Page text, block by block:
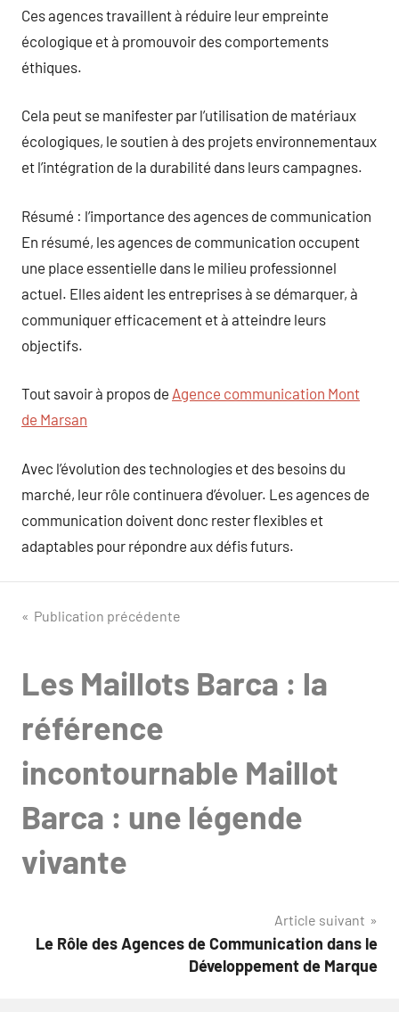
Ces agences travaillent à réduire leur empreinte
écologique et à promouvoir des comportements
éthiques.
Cela peut se manifester par l’utilisation de matériaux
écologiques, le soutien à des projets environnementaux
et l’intégration de la durabilité dans leurs campagnes.
Résumé : l’importance des agences de communication
En résumé, les agences de communication occupent
une place essentielle dans le milieu professionnel
actuel. Elles aident les entreprises à se démarquer, à
communiquer efficacement et à atteindre leurs
objectifs.
Tout savoir à propos de Agence communication Mont
de Marsan
Avec l’évolution des technologies et des besoins du
marché, leur rôle continuera d’évoluer. Les agences de
communication doivent donc rester flexibles et
adaptables pour répondre aux défis futurs.
Navigation
l’article
Publication précédente
Les Maillots Barca : la
référence
incontournable Maillot
Barca : une légende
vivante
Article suivant
Le Rôle des Agences de Communication dans le
Développement de Marque